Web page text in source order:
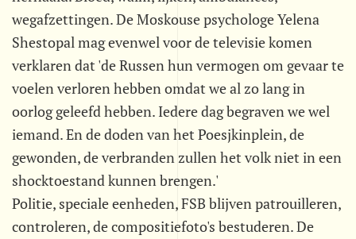
wegafzettingen. De Moskouse psychologe Yelena
Shestopal mag evenwel voor de televisie komen
verklaren dat 'de Russen hun vermogen om gevaar te
voelen verloren hebben omdat we al zo lang in
oorlog geleefd hebben. Iedere dag begraven we wel
iemand. En de doden van het Poesjkinplein, de
gewonden, de verbranden zullen het volk niet in een
shocktoestand kunnen brengen.'
Politie, speciale eenheden, FSB blijven patrouilleren,
controleren, de compositiefoto's bestuderen. De